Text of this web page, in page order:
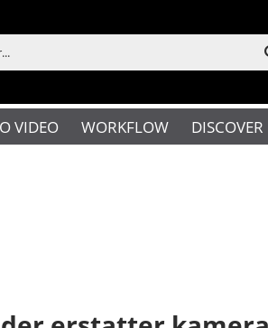
VIDEO WORKFLOW DISCOVER